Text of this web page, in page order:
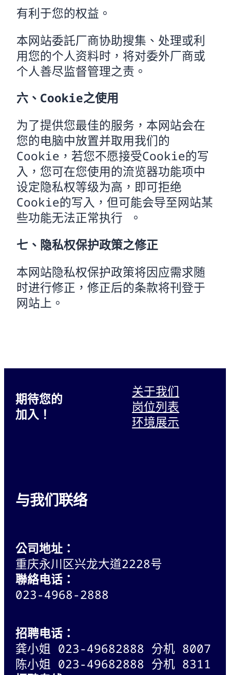
有利于您的权益。
本网站委託厂商协助搜集、处理或利
用您的个人资料时，将对委外厂商或
个人善尽监督管理之责。
六、Cookie之使用
为了提供您最佳的服务，本网站会在
您的电脑中放置并取用我们的
Cookie，若您不愿接受Cookie的写
入，您可在您使用的流览器功能项中
设定隐私权等级为高，即可拒绝
Cookie的写入，但可能会导至网站某
些功能无法正常执行 。
七、隐私权保护政策之修正
本网站隐私权保护政策将因应需求随
时进行修正，修正后的条款将刊登于
网站上。
期待您的
加入！
关于我们
岗位列表
环境展示
与我们联络
公司地址：
重庆永川区兴龙大道2228号
聯絡电话：
023-4968-2888
招聘电话 ：
龚小姐 023-49682888 分机 8007
陈小姐 023-49682888 分机 8311